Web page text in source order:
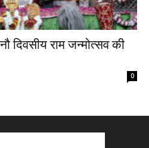
दिवसीय राम जन्मोत्सव की
0